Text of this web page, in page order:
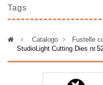
Tags
> Catalogo > Fustelle
StudioLight Cutting Dies